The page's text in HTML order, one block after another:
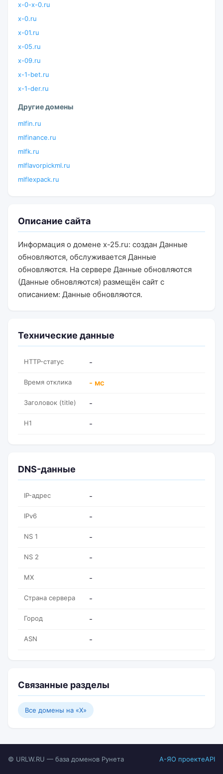
x-0-x-0.ru
x-0.ru
x-01.ru
x-05.ru
x-09.ru
x-1-bet.ru
x-1-der.ru
Другие домены
mlfin.ru
mlfinance.ru
mlfk.ru
mlflavorpickml.ru
mlflexpack.ru
Описание сайта
Информация о домене x-25.ru: создан Данные
обновляются, обслуживается Данные
обновляются. На сервере Данные обновляются
(Данные обновляются) размещён сайт с
описанием: Данные обновляются.
Технические данные
HTTP-статус -
Время отклика - мс
Заголовок (title) -
H1 -
DNS-данные
IP-адрес -
IPv6 -
NS 1 -
NS 2 -
MX -
Страна сервера -
Город -
ASN -
Связанные разделы
Все домены на «X»
© URLW.RU — база доменов Рунета А-ЯО проектеAPI